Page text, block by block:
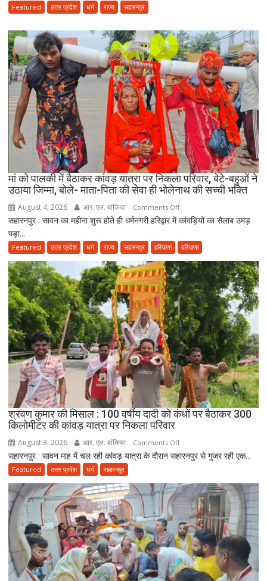
का
जुर्माना
ए-
हिन्द
की
अपील,
‘अपने
मोहल्ले
की
मस्जिद
में
पढ़ें
जुमे
की
नमाज,
पैदल
Featured उत्तर प्रदेश धर्म राज्य सहारनपुर
मां को पालकी में बैठाकर कांवड़ यात्रा पर निकला परिवार, बेटे-बहुओं ने
उठाया जिम्मा, बोले- माता-पिता की सेवा ही भोलेनाथ की सच्ची भक्ति
August 4, 2026 आर. एल. बांकिया Comments Offon
मां
पालकी
में
बैठाकर
कांवड़
यात्रा
पर
निकला
परिवार,
बेटे-
बहुओं
ने
उठाया
जिम्मा,
बोले-
पिता
की
ही
भोलेनाथ
सच्ची
भक्ति
सहारनपुर : सावन का महीना शुरू होते ही धर्मनगरी हरिद्वार में कांवड़ियों का सैलाब उमड़
पड़ा...
Featured उत्तर प्रदेश धर्म राज्य सहारनपुर हरियाणा हरियाणा
श्रवण कुमार की मिसाल : 100 वर्षीय दादी को कंधों पर बैठाकर 300
किलोमीटर की कांवड़ यात्रा पर निकला परिवार
August 3, 2026 आर. एल. बांकिया Comments Offon
श्रवण
की
मिसाल
100
वर्षीय
दादी
को
कंधों
सहारनपुर : सावन माह में चल रही कांवड़ यात्रा के दौरान सहारनपुर से गुजर रही एक...
Featured उत्तर प्रदेश धर्म सहारनपुर